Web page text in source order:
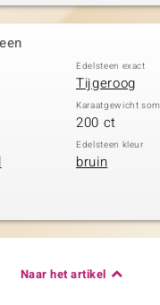
Edelsteen exact
Tijgeroog
Karaatgewicht som
200 ct
Edelsteen kleur
bruin
Naar het artikel